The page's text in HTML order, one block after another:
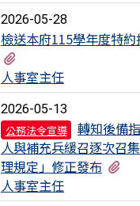
2026-05-28
檢送本府115學年度特
人事室主任
2026-05-13
公務法令宣導
轉知後備
人與補充兵緩召逐次召
理規定」修正發布
人事室主任